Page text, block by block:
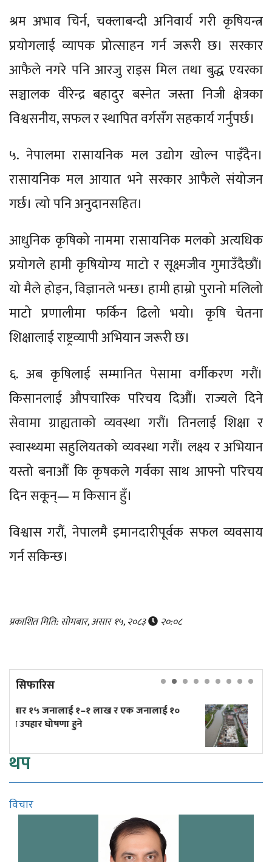
श्रम अभाव चिर्न, चक्लाबन्दी अनिवार्य गरी कृषियन्त्र
प्रयोगलाई व्यापक प्रोत्साहन गर्न जरूरी छ। सरकार
आफैले नगरे पनि आरजु राइस मिल तथा बुद्ध एयरका
सञ्चालक वीरेन्द्र बहादुर बस्नेत जस्ता निजी क्षेत्रका
विश्वसनीय, सफल र स्थापित वर्गसँग सहकार्य गर्नुपर्छ।
५. नेपालमा रासायनिक मल उद्योग खोल्न पाइँदैन।
रासायनिक मल आयात भने सरकार आफैले संयोजन
गर्छ। त्यो पनि अनुदानसहित।
आधुनिक कृषिको नाममा रासायनिक मलको अत्यधिक
प्रयोगले हामी कृषियोग्य माटो र सूक्ष्मजीव गुमाउँदैछौं।
यो मैले होइन, विज्ञानले भन्छ। हामी हाम्रो पुरानो मलिलो
माटो प्रणालीमा फर्किन ढिलो भयो। कृषि चेतना
शिक्षालाई राष्ट्रव्यापी अभियान जरूरी छ।
६. अब कृषिलाई सम्मानित पेसामा वर्गीकरण गरौं।
किसानलाई औपचारिक परिचय दिऔं। राज्यले दिने
सेवामा ग्राह्यताको व्यवस्था गरौं। तिनलाई शिक्षा र
स्वास्थ्यमा सहुलियतको व्यवस्था गरौं। लक्ष्य र अभियान
यस्तो बनाऔं कि कृषकले गर्वका साथ आफ्नो परिचय
दिन सकून्— म किसान हुँ।
विश्वास गरौं, नेपालमै इमानदारीपूर्वक सफल व्यवसाय
गर्न सकिन्छ।
प्रकाशित मिति: सोमबार, असार १५, २०८३ २०:०८
सिफारिस
१०
त्रिपुरेश्वरमा तीव्र गतिमा बनिरहेको टुकुचा
थप
विचार